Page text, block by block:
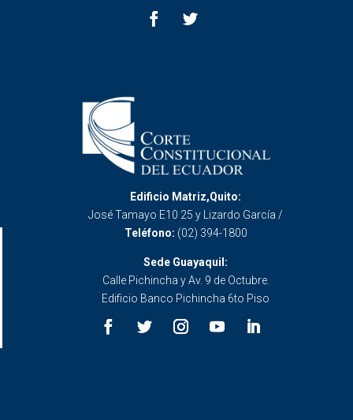
Edificio Matriz,Quito:
José Tamayo E10 25 y Lizardo García /
Teléfono: (02) 394-1800
Sede Guayaquil:
Calle Pichincha y Av. 9 de Octubre.
Edificio Banco Pichincha 6to Piso